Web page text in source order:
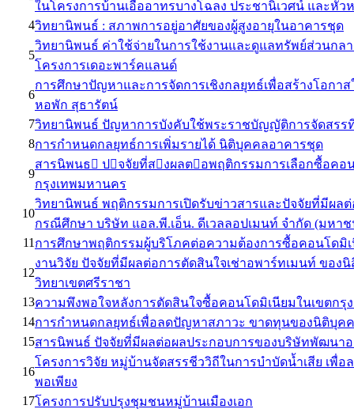
ในโครงการบ้านเอื้ออาทรบางโฉลง ประชานิเวศน์ และหัว
4วิทยานิพนธ์ : สภาพการอยู่อาศัยของผู้สูงอายุในอาคารชุด
5
วิทยานิพนธ์ ค่าใช้จ่ายในการใช้งานและดูแลทรัพย์ส่วนก
โครงการเดอะพาร์คแลนด์
6
การศึกษาปัญหาและการจัดการเชิงกลยุทธ์เพื่อสร้างโอกา
หอพัก สุธารัตน์
7วิทยานิพนธ์ ปัญหาการบังคับใช้พระราชบัญญัติการจัดสรร
8การกำหนดกลยุทธ์การเพิ่มรายได้ นิติบุคคลอาคารชุด
9
สารนิพนธ ปจจัยที่สงผลตอพฤติกรรมการเลือกซื้อคอ
กรุงเทพมหานคร
10
วิทยานิพนธ์ พฤติกรรมการเปิดรับข่าวสารและปัจจัยที่มีผล
กรณีศึกษา บริษัท แอล.พี.เอ็น. ดีเวลลอปเมนท์ จำกัด (มหา
11 การศึกษาพฤติกรรมผู้บริโภคต่อความต้องการซื้อคอนโดมิเ
12
งานวิจัย ปัจจัยที่มีผลต่อการตัดสินใจเช่าอพาร์ทเมนท์ ของ
วิทยาเขตศรีราชา
13ความพึงพอใจหลังการตัดสินใจซื้อคอนโดมิเนียมในเขตกรุ
14การกำหนดกลยุทธ์เพื่อลดปัญหาสภาวะ ขาดทุนของนิติบุค
15สารนิพนธ์ ปัจจัยที่มีผลต่อผลประกอบการของบริษัทพัฒนา
16
โครงการวิจัย หมู่บ้านจัดสรรชีววิถีในการบำบัดน้ำเสีย เพื่
พอเพียง
17โครงการปรับปรุงชุมชนหมู่บ้านเมืองเอก